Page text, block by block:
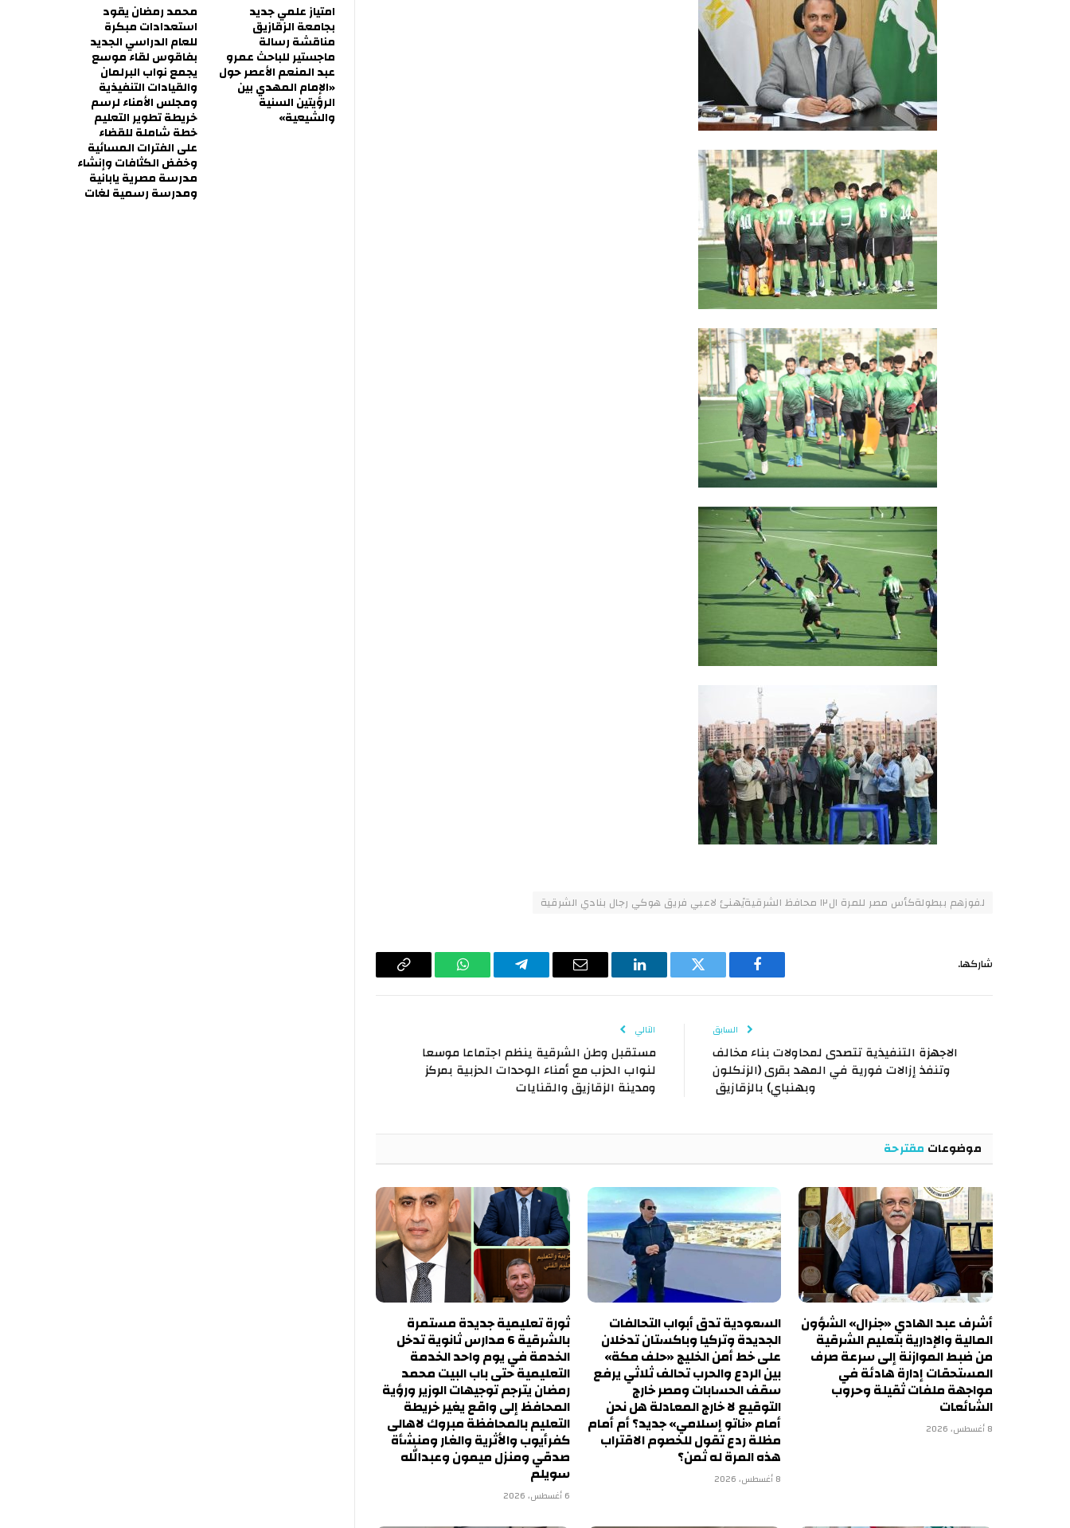
لفوزهم ببطولةكأس مصر للمرة ال١٢ محافظ الشرقيةيًهنئ لاعبي فريق هوكي رجال بنادي الشرقية
شاركها.
فيسبوك تويتر لينكدإن
البريد
تيلقرام واتساب
Copy
السابق
الاجهزة التنفيذية تتصدى لمحاولات بناء مخالف
وتنفذ إزالات فورية في المهد بقرى (الزنكلون
وبهنباي) بالزقازيق
التالي
مستقبل وطن الشرقية ينظم اجتماعا موسعا
لنواب الحزب مع أمناء الوحدات الحزبية بمركز
ومدينة الزقازيق والقنايات
موضوعات مقترحة
أشرف عبد الهادي «جنرال» الشؤون
المالية والإدارية بتعليم الشرقية
من ضبط الموازنة إلى سرعة صرف
المستحقات إدارة هادئة في
مواجهة ملفات ثقيلة وحروب
الشائعات
8 أغسطس، 2026
السعودية تدق أبواب التحالفات
الجديدة وتركيا وباكستان تدخلان
على خط أمن الخليج «حلف مكة»
بين الردع والحرب تحالف ثلاثي يرفع
سقف الحسابات ومصر خارج
التوقيع لا خارج المعادلة هل نحن
أمام «ناتو إسلامي» جديد؟ أم أمام
مظلة ردع تقول للخصوم الاقتراب
هذه المرة له ثمن؟
8 أغسطس، 2026
ثورة تعليمية جديدة مستمرة
بالشرقية 6 مدارس ثانوية تدخل
الخدمة في يوم واحد الخدمة
التعليمية حتى باب البيت محمد
رمضان يترجم توجيهات الوزير ورؤية
المحافظ إلى واقع يغير خريطة
التعليم بالمحافظة مبروك لاهالى
كفرأيوب والأثرية والغار ومنشأة
صدقي ومنزل ميمون وعبدالله
سويلم
6 أغسطس، 2026
امتياز علمي جديد
بجامعة الزقازيق
مناقشة رسالة
ماجستير للباحث عمرو
عبد المنعم الأعصر حول
«الإمام المهدي بين
الرؤيتين السنية
والشيعية»
محمد رمضان يقود
استعدادات مبكرة
للعام الدراسي الجديد
بفاقوس لقاء موسع
يجمع نواب البرلمان
والقيادات التنفيذية
ومجلس الأمناء لرسم
خريطة تطوير التعليم
خطة شاملة للقضاء
على الفترات المسائية
وخفض الكثافات وإنشاء
مدرسة مصرية يابانية
ومدرسة رسمية لغات